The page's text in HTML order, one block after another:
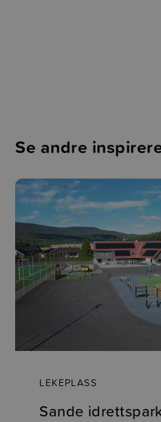
Se andre
LEKEPLASS
Sande